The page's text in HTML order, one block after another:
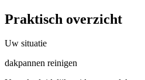
Praktisch overzicht
Uw situatie
dakpannen reinigen